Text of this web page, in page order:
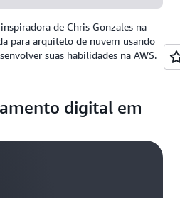
de Chris Gonzales na
para arquiteto de nuvem usando
suas habilidades na AWS.
digital em